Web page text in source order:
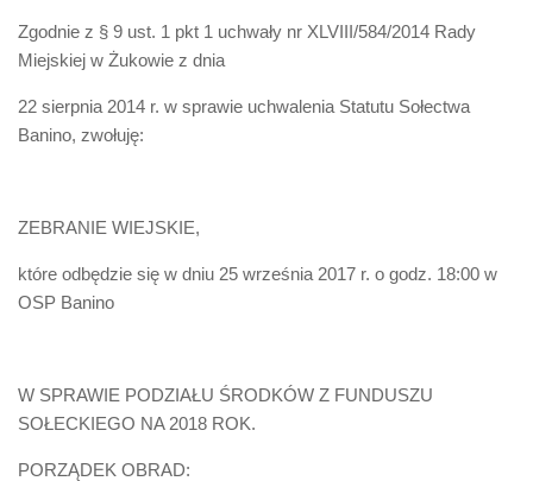
Zgodnie z § 9 ust. 1 pkt 1 uchwały nr XLVIII/584/2014 Rady
Miejskiej w Żukowie z dnia
22 sierpnia 2014 r. w sprawie uchwalenia Statutu Sołectwa
Banino, zwołuję:
ZEBRANIE WIEJSKIE,
które odbędzie się w dniu 25 września 2017 r. o godz. 18:00 w
OSP Banino
W SPRAWIE PODZIAŁU ŚRODKÓW Z FUNDUSZU
SOŁECKIEGO NA 2018 ROK.
PORZĄDEK OBRAD: